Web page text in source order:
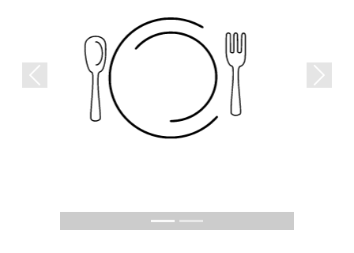
Previous Next